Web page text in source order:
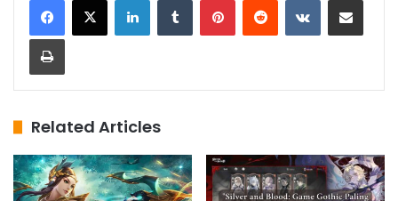
Related Articles